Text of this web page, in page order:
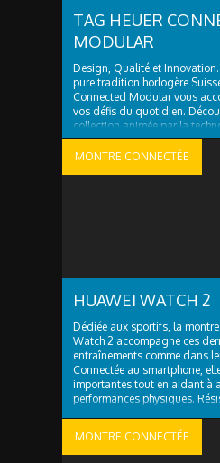
TAG HEUER
MODULAR
Design, Qualité et
pure tradition horlogère
Connected Modular vous
vos défis du quotidien.
collection animée par la
et conçue en collaboration
MONTRE CONNECTÉE
HUAWEI WATCH 2
Dédiée aux sportifs, la
Watch 2 accompagne ces
entraînements comme dans
Connectée au smartphone,
importantes tout en aidant à
performances physiques.
MONTRE CONNECTÉE